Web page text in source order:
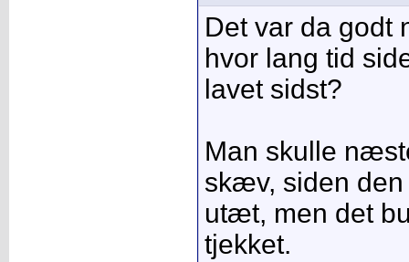
Det var da godt
hvor lang tid
lavet sidst?
Man skulle
skæv, siden
utæt, men det
tjekket.